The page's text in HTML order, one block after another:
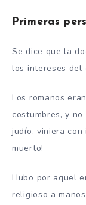
Primeras
Se dice que la
los intereses del
Los romanos
costumbres, y
judío, viniera
muerto!
Hubo por aquel
religioso a